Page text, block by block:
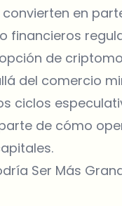
en
financieros
de
del comercio
ciclos
de cómo
Ser Más